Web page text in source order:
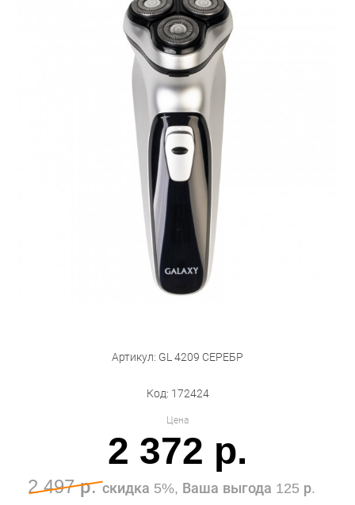
Строительство и ремонт
Обувь для дома и дачи
Артикул: GL 4209 СЕРЕБР
Код: 172424
Цена
2 372 р.
2 497 р.скидка 5%, Ваша выгода 125 р.